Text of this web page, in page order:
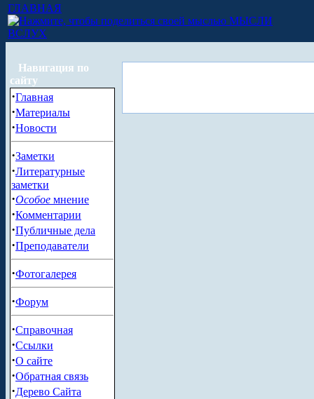
ГЛАВНАЯ
МЫСЛИ
ВСЛУХ
Навигация по
сайту
·Главная
·Материалы
·Новости
·Заметки
·Литературные
заметки
·Особое мнение
·Комментарии
·Публичные дела
·Преподаватели
·Фотогалерея
·Форум
·Справочная
·Ссылки
·О сайте
·Обратная связь
·Дерево Сайта